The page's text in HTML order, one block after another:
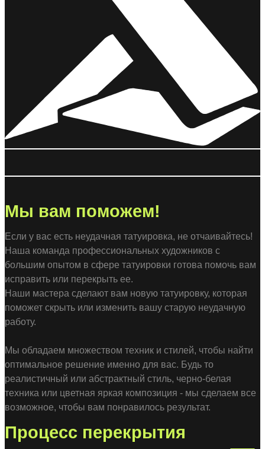
Мы вам поможем!
Если у вас есть неудачная татуировка, не отчаивайтесь!
Наша команда профессиональных художников с
большим опытом в сфере татуировки готова помочь вам
исправить или перекрыть ее.
Наши мастера сделают вам новую татуировку, которая
поможет скрыть или изменить вашу старую неудачную
работу.
Мы обладаем множеством техник и стилей, чтобы найти
оптимальное решение именно для вас. Будь то
реалистичный или абстрактный стиль, черно-белая
техника или цветная яркая композиция - мы сделаем все
возможное, чтобы вам понравилось результат.
Процесс перекрытия